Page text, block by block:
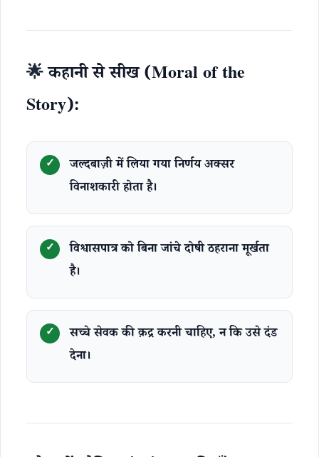
🌟कहानी से सीख (Moral of the
Story):
जल्दबाज़ी में लिया गया निर्णय अक्सर
विनाशकारी होता है।
विश्वासपात्र को बिना जांचे दोषी ठहराना मूर्खता
है।
सच्चे सेवक की क़द्र करनी चाहिए, न कि उसे दंड
देना।